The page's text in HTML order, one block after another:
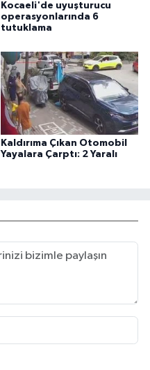
Kocaeli'de uyuşturucu
operasyonlarında 6
tutuklama
Kaldırıma Çıkan Otomobil
Yayalara Çarptı: 2 Yaralı